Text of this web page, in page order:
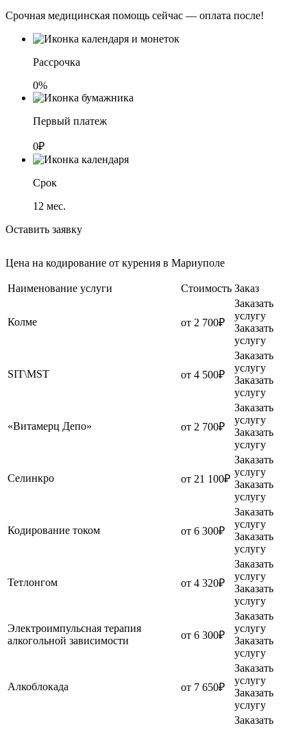
Срочная медицинская помощь сейчас — оплата после!
Рассрочка
0%
Первый платеж
0₽
Срок
12 мес.
Оставить заявку
Цена на кодирование от курения в Мариуполе
Наименование услуги Стоимость Заказ
Колме от 2 700₽
Заказать
услугу
Заказать
услугу
SIT\MST от 4 500₽
Заказать
услугу
Заказать
услугу
«Витамерц Депо» от 2 700₽
Заказать
услугу
Заказать
услугу
Селинкро от 21 100₽
Заказать
услугу
Заказать
услугу
Кодирование током от 6 300₽
Заказать
услугу
Заказать
услугу
Тетлонгом от 4 320₽
Заказать
услугу
Заказать
услугу
Электроимпульсная терапия
алкогольной зависимости
от 6 300₽
Заказать
услугу
Заказать
услугу
Алкоблокада от 7 650₽
Заказать
услугу
Заказать
услугу
Заказать